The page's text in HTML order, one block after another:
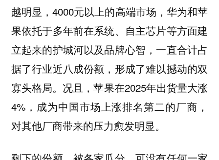
越明显，4000元以上的高端市场，华为和苹
果依托于多年前在系统、自主芯片等方面建
立起来的护城河以及品牌心智，一直合计占
据了行业近八成份额，形成了难以撼动的双
寡头格局。况且，苹果在2025年出货量大涨
4%，成为中国市场上涨排名第二的厂商，
对其他厂商带来的压力愈发明显。